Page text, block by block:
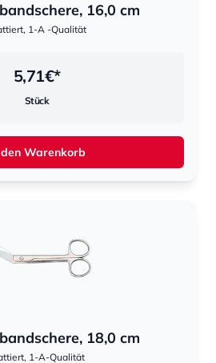
16,0 cm
1-A -Qualität
5,71€*
Stück
Warenkorb
18,0 cm
1-A-Qualität